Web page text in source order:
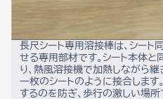
長尺シート専用溶接棒は、シー
せる専用部材です。シート本体
り、熱風溶接機で加熱しながら継
一枚のシートのように接合しま
するのを防ぎ、歩行の激しい場